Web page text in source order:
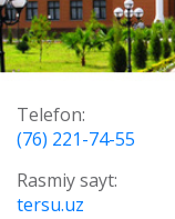
Telefon:
(76) 221-74-55
Rasmiy sayt:
tersu.uz